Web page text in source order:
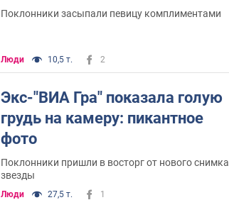
Поклонники засыпали певицу комплиментами
Люди 10,5 т. 2
Экс-"ВИА Гра" показала голую
грудь на камеру: пикантное
фото
Поклонники пришли в восторг от нового снимка
звезды
Люди 27,5 т. 1